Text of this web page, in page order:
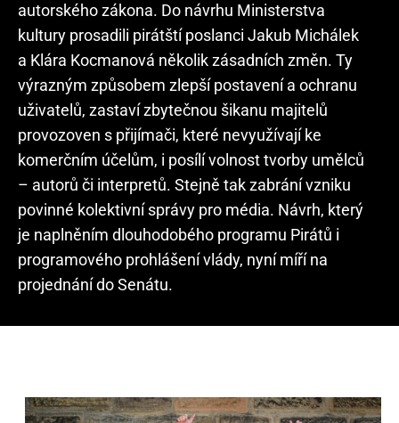
autorského zákona. Do návrhu Ministerstva
kultury prosadili pirátští poslanci Jakub Michálek
a Klára Kocmanová několik zásadních změn. Ty
výrazným způsobem zlepší postavení a ochranu
uživatelů, zastaví zbytečnou šikanu majitelů
provozoven s přijímači, které nevyužívají ke
komerčním účelům, i posílí volnost tvorby umělců
– autorů či interpretů. Stejně tak zabrání vzniku
povinné kolektivní správy pro média. Návrh, který
je naplněním dlouhodobého programu Pirátů i
programového prohlášení vlády, nyní míří na
projednání do Senátu.